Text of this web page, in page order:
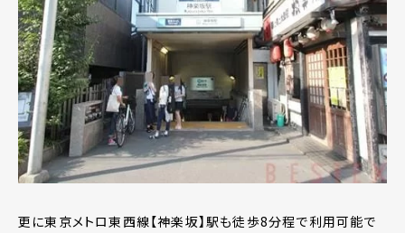
更に東京メトロ東西線【神楽坂】駅も徒歩8分程で利用可能で